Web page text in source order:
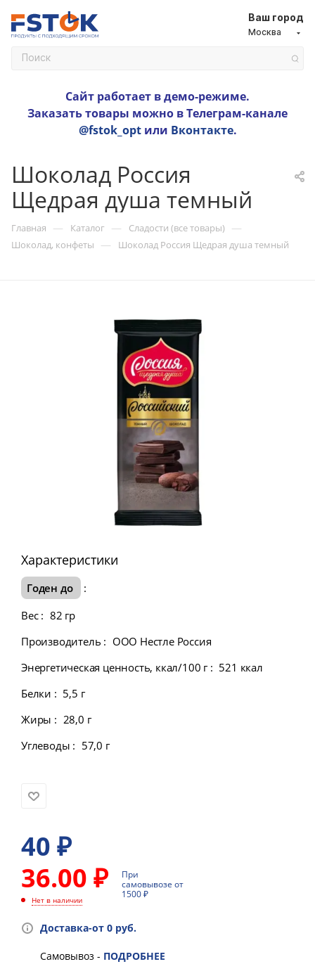
Ваш город
Москва
Сайт работает в демо-режиме.
Заказать товары можно в Телеграм-канале
@fstok_optили Вконтакте.
Шоколад Россия
Щедрая душа темный
Главная — Каталог — Сладости (все товары) —
Шоколад, конфеты — Шоколад Россия Щедрая душа темный
Характеристики
Годен до
:
Вес : 82 гр
Производитель : ООО Нестле Россия
Энергетическая ценность, ккал/100 г : 521 ккал
Белки : 5,5 г
Жиры : 28,0 г
Углеводы : 57,0 г
40 ₽
36.00 ₽
При
самовывозе от
1500 ₽
Нет в наличии
Доставка-от 0 руб.
Самовывоз - ПОДРОБНЕЕ